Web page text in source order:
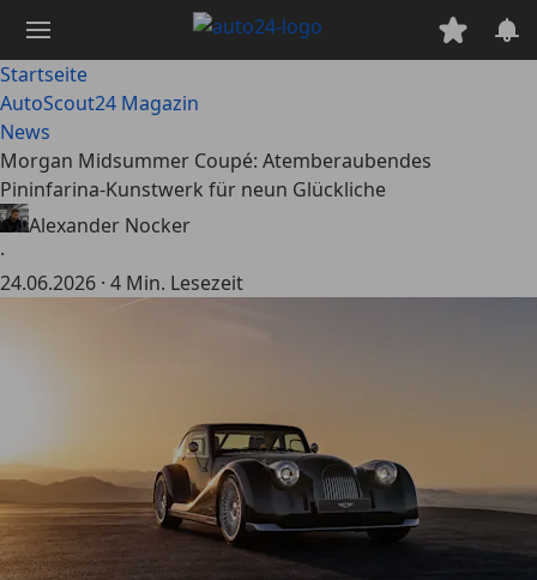
Hauptinhalt
springen
Startseite
AutoScout24 Magazin
News
Morgan Midsummer Coupé: Atemberaubendes
Pininfarina-Kunstwerk für neun Glückliche
Alexander Nocker
·
24.06.2026 · 4 Min. Lesezeit